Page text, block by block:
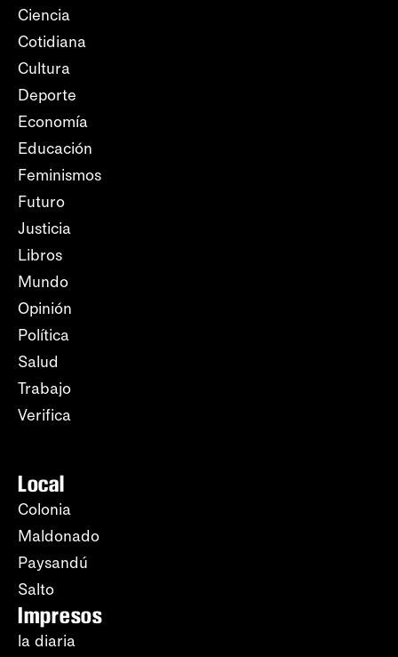
Ciencia
Cotidiana
Cultura
Deporte
Economía
Educación
Feminismos
Futuro
Justicia
Libros
Mundo
Opinión
Política
Salud
Trabajo
Verifica
Local
Colonia
Maldonado
Paysandú
Salto
Impresos
la diaria